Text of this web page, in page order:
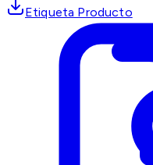
Etiqueta Producto